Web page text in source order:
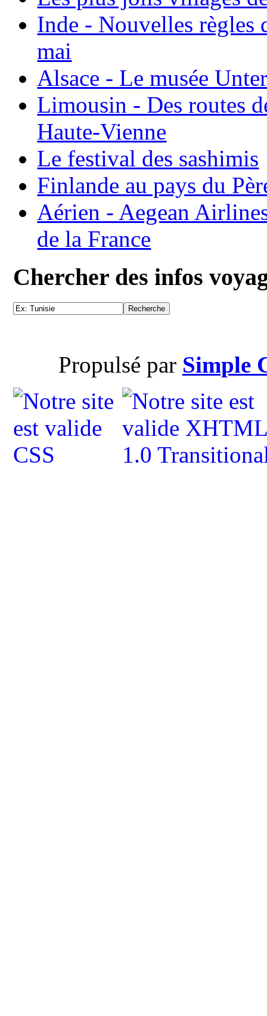
Inde - Nouvelles règles
mai
Alsace - Le musée
Limousin - Des routes
Haute-Vienne
Le festival des sashimis
Finlande au pays du
Aérien - Aegean
de la France
Chercher des infos
Propulsé par Simple